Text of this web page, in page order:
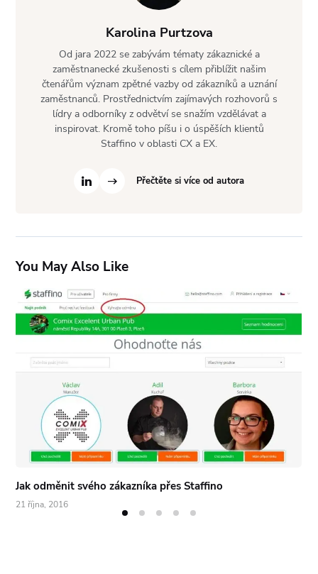
Karolina Purtzova
Od jara 2022 se zabývám tématy zákaznické a
zaměstnanecké zkušenosti s cílem přiblížit našim
čtenářům význam zpětné vazby od zákazníků a uznání
zaměstnanců. Prostřednictvím zajímavých rozhovorů s
lídry a odborníky z odvětví se snažím vzdělávat a
inspirovat. Kromě toho píšu i o úspěších klientů
Staffino v oblasti CX a EX.
Přečtěte si více od autora
You May Also Like
Jak odměnit svého zákazníka přes Staffino
21 října, 2016